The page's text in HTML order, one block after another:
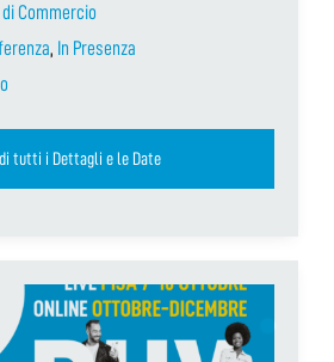
Commercio
, In Presenza
tutti i Dettagli e le Date